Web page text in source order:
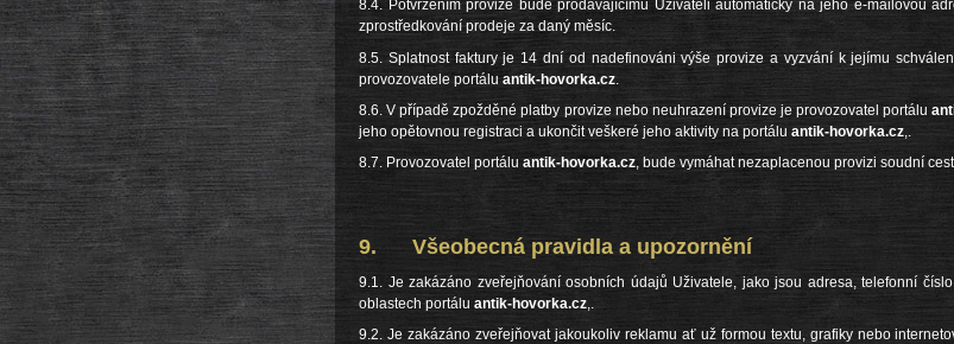
8.4. Potvrzením provize bude prodávajícímu Uživateli automaticky na jeho e-mailovou
zprostředkování prodeje za daný měsíc.
8.5. Splatnost faktury je 14 dní od nadefinováni výše provize a vyzvání k jejímu
provozovatele portálu antik-hovorka.cz
8.6. V případě zpožděné platby provize nebo neuhrazení provize je provozovatel portálu
jeho opětovnou registraci a ukončit veškeré jeho aktivity na portálu antik-hovorka.cz,.
8.7. Provozovatel portálu antik-hovorka.cz, bude vymáhat nezaplacenou provizi soudní
9. Všeobecná pravidla a upozornění
9.1. Je zakázáno zveřejňování osobních údajů Uživatele, jako jsou adresa, telefonní
oblastech portálu antik-hovorka.cz
9.2. Je zakázáno zveřejňovat jakoukoliv reklamu ať už formou textu, grafiky nebo